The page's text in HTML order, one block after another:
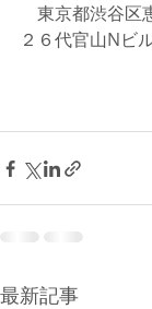
東京都渋谷区
２６代官山Nビ
最新記事